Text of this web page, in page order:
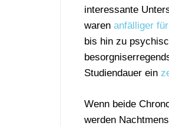
interessante
waren anfälliger
bis hin zu
Studiendauer ein
Wenn beide
werden